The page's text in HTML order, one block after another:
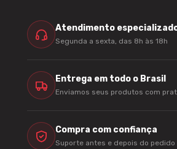
Atendimento
Segunda a sexta, das 8h às 18h
Entrega em todo o Brasil
Enviamos seus produtos com
Compra com confiança
Suporte antes e depois do pedido